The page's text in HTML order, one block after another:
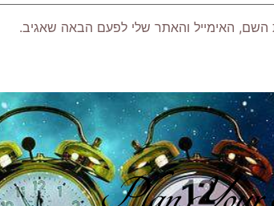
האימייל והאתר שלי לפעם הבאה שאגיב.